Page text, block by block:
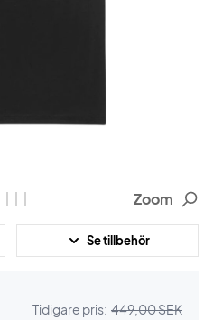
Zoom
Se tillbehör
Tidigare pris: 449,00 SEK